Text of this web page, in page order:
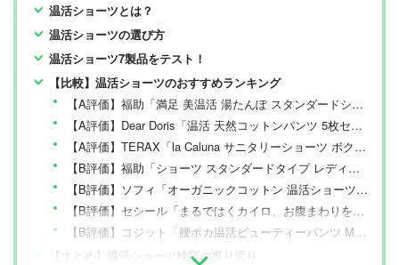
温活ショーツとは？
温活ショーツの選び方
温活ショーツ7製品をテスト！
【比較】温活ショーツのおすすめランキング
【A評価】福助「満足 美温活 湯たんぽ スタンダードショーツ グリーン M」
【A評価】Dear Doris「温活 天然コットンパンツ 5枚セット ノーマル L」
【A評価】TERAX「la Caluna サニタリーショーツ ボクサータイプ スモーキーブルー M」
【B評価】福助「ショーツ スタンダードタイプ レディース 満足 美温活 よもぎ蒸し心地 ピンクベージュ350 M」
【B評価】ソフィ「オーガニックコットン 温活ショーツ M グレー」
【B評価】セシール「まるではくカイロ、お腹まわりをあたためるショーツ(はきこみ丈・深め) モカ M」
【B評価】コジット「腰ポカ温活ビューティーパンツ M-L」
【まとめ】温活ショーツ検証の振り返り